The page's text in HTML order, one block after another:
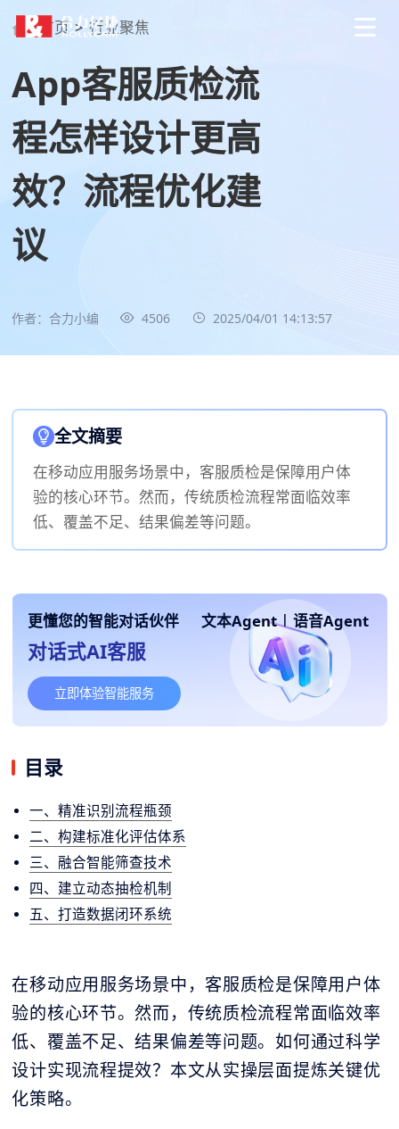
首页 > 行业聚焦
App客服质检流
程怎样设计更高
效？流程优化建
议
作者：合力小编 4506 2025/04/01 14:13:57
全文摘要
在移动应用服务场景中，客服质检是保障用户体
验的核心环节。然而，传统质检流程常面临效率
低、覆盖不足、结果偏差等问题。
更懂您的智能对话伙伴 文本Agent | 语音Agent
对话式AI客服
立即体验智能服务
目录
一、精准识别流程瓶颈
二、构建标准化评估体系
三、融合智能筛查技术
四、建立动态抽检机制
五、打造数据闭环系统
在移动应用服务场景中，客服质检是保障用户体
验的核心环节。然而，传统质检流程常面临效率
低、覆盖不足、结果偏差等问题。如何通过科学
设计实现流程提效？本文从实操层面提炼关键优
化策略。